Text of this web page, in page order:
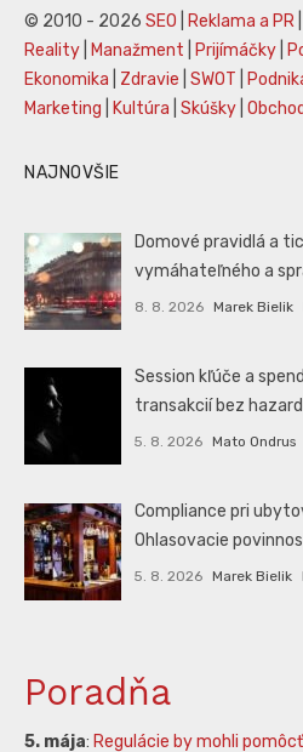
© 2010 - 2026 SEO Reklama a PR
Reality
Manažment Prijímáčky
Ekonomika
Zdravie SWOT
Marketing
Kultúra Skúšky Obchod
NAJNOVŠIE
Domové pravidlá a
vymáhateľného a
8. 8. 2026 Marek Bielik
Session kľúče a
transakcií bez
5. 8. 2026 Mato Ondrus
Compliance pri
Ohlasovacie
5. 8. 2026 Marek Bielik
Poradňa
5. mája: Regulácie by mohli